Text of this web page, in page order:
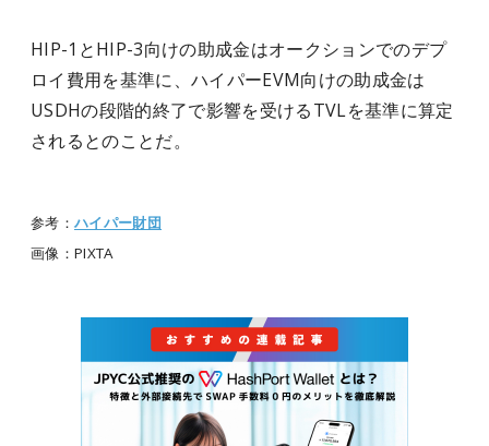
HIP-1とHIP-3向けの助成金はオークションでのデプ
ロイ費用を基準に、ハイパーEVM向けの助成金は
USDHの段階的終了で影響を受けるTVLを基準に算定
されるとのことだ。
参考： ハイパー財団
画像：PIXTA